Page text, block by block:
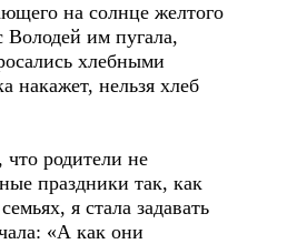
на солнце желтого
им пугала,
хлебными
накажет, нельзя хлеб
родители не
праздники так, как
я стала задавать
«А как они